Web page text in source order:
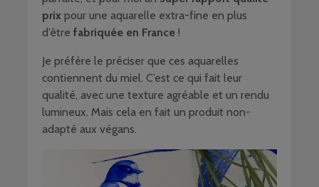
prix pour une aquarelle extra-fine en plus
d’être fabriquée en France !
Je préfère le préciser que ces aquarelles
contiennent du miel. C’est ce qui fait leur
qualité, avec une texture agréable et un rendu
lumineux. Mais cela en fait un produit non-
adapté aux végans.